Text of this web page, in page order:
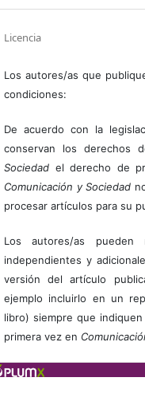
Licencia
Los autores/as que
condiciones:
De acuerdo con la
conservan los derechos
Sociedadel derecho de
Comunicación y Sociedad
procesar artículos para su
Los autores/as pueden
independientes y
versión del artículo
ejemplo incluirlo en un
libro) siempre que
primera vez en